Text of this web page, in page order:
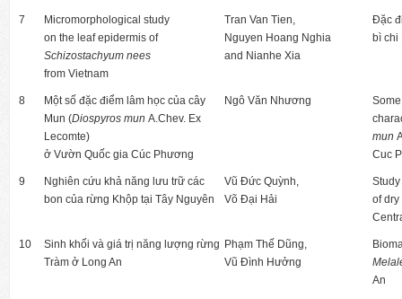
7
Micromorphological study
on the leaf epidermis of
Schizostachyum nees
from Vietnam
Tran Van Tien,
Nguyen Hoang Nghia
and Nianhe Xia
Đặc
bì chi
8
Một số đặc điểm lâm học của cây
Mun (Diospyros mun A.Chev. Ex
Lecomte)
ở Vườn Quốc gia Cúc Phương
Ngô Văn Nhương
mun
Cuc
9
Nghiên cứu khả năng lưu trữ các
bon của rừng Khộp tại Tây Nguyên
Vũ Đức Quỳnh,
Võ Đại Hải
of dry
10
Sinh khối và giá trị năng lượng rừng
Tràm ở Long An
Phạm Thế Dũng,
Vũ Đình Hưởng
An